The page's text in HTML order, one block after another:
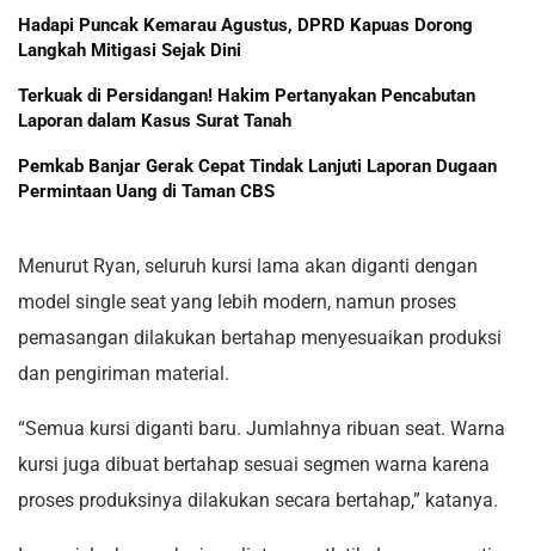
Hadapi Puncak Kemarau Agustus, DPRD Kapuas Dorong
Langkah Mitigasi Sejak Dini
Terkuak di Persidangan! Hakim Pertanyakan Pencabutan
Laporan dalam Kasus Surat Tanah
Pemkab Banjar Gerak Cepat Tindak Lanjuti Laporan Dugaan
Permintaan Uang di Taman CBS
Menurut Ryan, seluruh kursi lama akan diganti dengan
model single seat yang lebih modern, namun proses
pemasangan dilakukan bertahap menyesuaikan produksi
dan pengiriman material.
“Semua kursi diganti baru. Jumlahnya ribuan seat. Warna
kursi juga dibuat bertahap sesuai segmen warna karena
proses produksinya dilakukan secara bertahap,” katanya.